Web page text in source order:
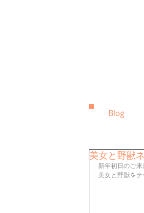
Blog
美女と野獣
新年初日のご
美女と野獣を